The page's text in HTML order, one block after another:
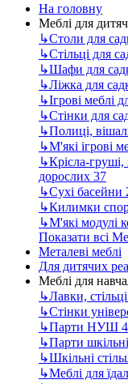
На головну
Меблі для
↳Столи для
↳Стільці для
↳Шафи для
↳Ліжка для
↳Ігрові меблі
↳Стінки для
↳Полиці,
↳М'які ігрові
↳Крісла-груші,
дорослих 37
↳Сухі басейни
↳Килимки
↳М'які модулі
Показати всі
Металеві меблі
Для дитячих
Меблі для
↳Лавки,
↳Стінки
↳Парти НУШ 4
↳Парти
↳Шкільні
↳Меблі для